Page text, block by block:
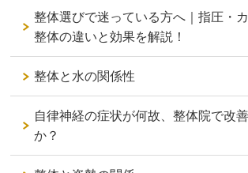
整体選びで迷っている方へ｜指圧・
整体の違いと効果を解説！
整体と水の関係性
自律神経の症状が何故、整体院で改
か？